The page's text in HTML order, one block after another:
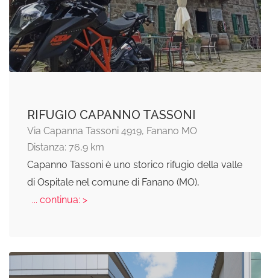
RIFUGIO CAPANNO TASSONI
Via Capanna Tassoni 4919, Fanano MO
Distanza: 76,9 km
Capanno Tassoni è uno storico rifugio della valle
di Ospitale nel comune di Fanano (MO),
... continua: >